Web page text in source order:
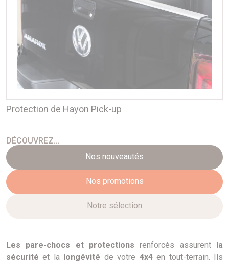
DÉCOUVREZ...
Nos nouveautés
Nos promotions
Notre sélection
Protection de Hayon Pick-up
Les pare-chocs et protections renforcés assurent
la
sécurité et la longévité de votre 4x4en tout-terrain. Ils